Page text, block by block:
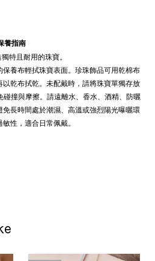
養指南
特且耐用的珠寶。
養布輕拭珠寶表面。珍珠飾品可用乾棉布
乾布拭乾。 未配戴時，請將珠寶單獨存放
碰撞與摩擦。請遠離水、香水、酒精、防曬
長時間處於潮濕、高溫或強烈陽光曝曬環
性，適合日常佩戴。